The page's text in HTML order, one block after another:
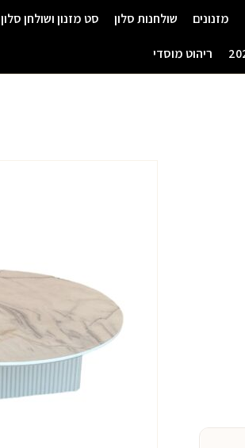
מזנונים שולחנות סלון סט מזנון ושולחן סלון
ריהוט מוסדי